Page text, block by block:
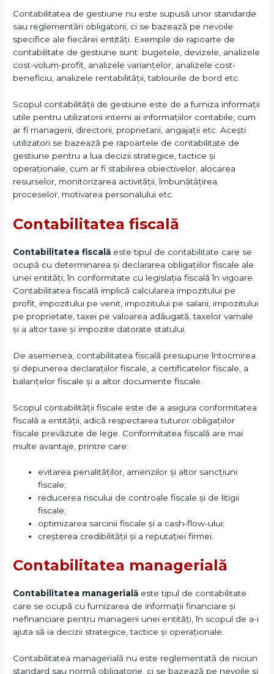
Contabilitatea de gestiune nu este supusă unor standarde
sau reglementări obligatorii, ci se bazează pe nevoile
specifice ale fiecărei entități. Exemple de rapoarte de
contabilitate de gestiune sunt: bugetele, devizele, analizele
cost-volum-profit, analizele varianțelor, analizele cost-
beneficiu, analizele rentabilității, tablourile de bord etc.
Scopul contabilității de gestiune este de a furniza informații
utile pentru utilizatorii interni ai informațiilor contabile, cum
ar fi managerii, directorii, proprietarii, angajații etc. Acești
utilizatori se bazează pe rapoartele de contabilitate de
gestiune pentru a lua decizii strategice, tactice și
operaționale, cum ar fi stabilirea obiectivelor, alocarea
resurselor, monitorizarea activității, îmbunătățirea
proceselor, motivarea personalului etc.
Contabilitatea fiscală
Contabilitatea fiscală este tipul de contabilitate care se
ocupă cu determinarea și declararea obligațiilor fiscale ale
unei entități, în conformitate cu legislația fiscală în vigoare.
Contabilitatea fiscală implică calcularea impozitului pe
profit, impozitului pe venit, impozitului pe salarii, impozitului
pe proprietate, taxei pe valoarea adăugată, taxelor vamale
și a altor taxe și impozite datorate statului.
De asemenea, contabilitatea fiscală presupune întocmirea
și depunerea declarațiilor fiscale, a certificatelor fiscale, a
balanțelor fiscale și a altor documente fiscale.
Scopul contabilității fiscale este de a asigura conformitatea
fiscală a entității, adică respectarea tuturor obligațiilor
fiscale prevăzute de lege. Conformitatea fiscală are mai
multe avantaje, printre care:
evitarea penalităților, amenzilor și altor sancțiuni
fiscale;
reducerea riscului de controale fiscale și de litigii
fiscale;
optimizarea sarcinii fiscale și a cash-flow-ului;
creșterea credibilității și a reputației firmei.
Contabilitatea managerială
Contabilitatea managerială este tipul de contabilitate
care se ocupă cu furnizarea de informații financiare și
nefinanciare pentru managerii unei entități, în scopul de a-i
ajuta să ia decizii strategice, tactice și operaționale.
Contabilitatea managerială nu este reglementată de niciun
standard sau normă obligatorie, ci se bazează pe nevoile și